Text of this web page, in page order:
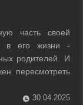
часть своей
в его жизни -
родителей. И
пересмотреть
что в
кличке «Большой
30.04.2025